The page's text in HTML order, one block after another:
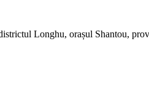
Longhu, orașul Shantou,